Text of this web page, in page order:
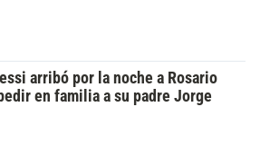
arribó por la noche a Rosario
en familia a su padre Jorge